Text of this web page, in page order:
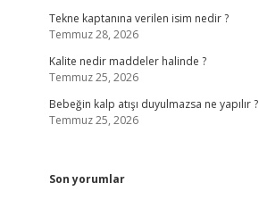
Tekne kaptanına verilen isim nedir ?
Temmuz 28, 2026
Kalite nedir maddeler halinde ?
Temmuz 25, 2026
Bebeğin kalp atışı duyulmazsa ne yapılır ?
Temmuz 25, 2026
Son yorumlar